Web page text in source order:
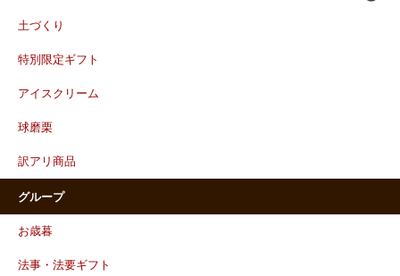
土づくり
特別限定ギフト
アイスクリーム
球磨栗
訳アリ商品
グループ
お歳暮
法事・法要ギフト